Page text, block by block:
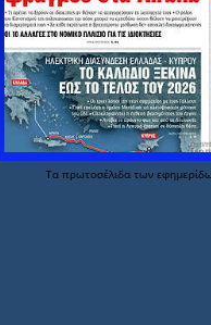
Τα πρωτοσέλιδα των